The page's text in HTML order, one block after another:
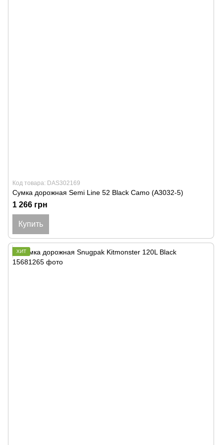
Код товара: DAS302169
Сумка дорожная Semi Line 52 Black Camo (A3032-5)
1 266 грн
Купить
ХИТ